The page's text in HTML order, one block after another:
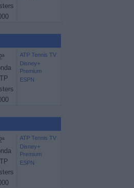
ATP Tennis TV
Disney+
Premium
ESPN
ATP Tennis TV
Disney+
Premium
ESPN